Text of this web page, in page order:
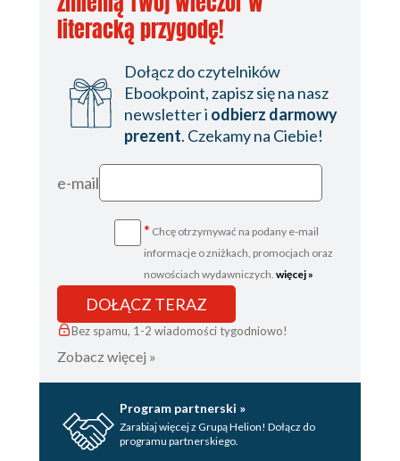
literacką przygodę!
Dołącz do czytelników
Ebookpoint, zapisz się na nasz
newsletter i odbierz darmowy
prezent. Czekamy na Ciebie!
e-mail
* Chcę otrzymywać na podany e-mail
informacje o zniżkach, promocjach oraz
nowościach wydawniczych. więcej »
DOŁĄCZ TERAZ
Bez spamu, 1-2 wiadomości tygodniowo!
Zobacz więcej »
Program partnerski »
Zarabiaj więcej z Grupą Helion! Dołącz do
programu partnerskiego.